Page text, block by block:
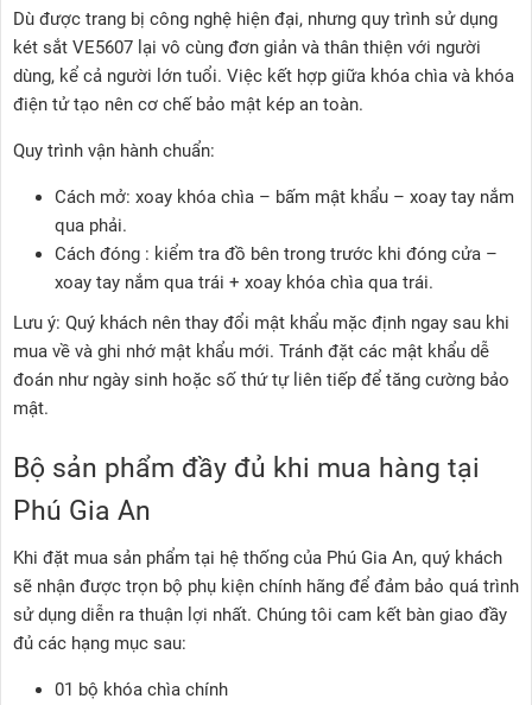
Dù được trang bị công nghệ hiện đại, nhưng quy trình sử dụng
két sắt VE5607 lại vô cùng đơn giản và thân thiện với người
dùng, kể cả người lớn tuổi. Việc kết hợp giữa khóa chìa và khóa
điện tử tạo nên cơ chế bảo mật kép an toàn.
Quy trình vận hành chuẩn:
Cách mở: xoay khóa chìa – bấm mật khẩu – xoay tay nắm
qua phải.
Cách đóng : kiểm tra đồ bên trong trước khi đóng cửa –
xoay tay nắm qua trái + xoay khóa chìa qua trái.
Lưu ý: Quý khách nên thay đổi mật khẩu mặc định ngay sau khi
mua về và ghi nhớ mật khẩu mới. Tránh đặt các mật khẩu dễ
đoán như ngày sinh hoặc số thứ tự liên tiếp để tăng cường bảo
mật.
Bộ sản phẩm đầy đủ khi mua hàng tại
Phú Gia An
Khi đặt mua sản phẩm tại hệ thống của Phú Gia An, quý khách
sẽ nhận được trọn bộ phụ kiện chính hãng để đảm bảo quá trình
sử dụng diễn ra thuận lợi nhất. Chúng tôi cam kết bàn giao đầy
đủ các hạng mục sau:
01 bộ khóa chìa chính